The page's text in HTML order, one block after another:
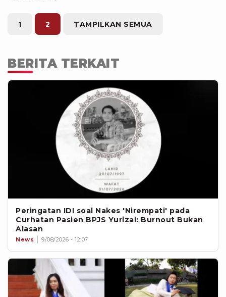
1 2 TAMPILKAN SEMUA
BERITA TERKAIT
Peringatan IDI soal Nakes 'Nirempati' pada
Curhatan Pasien BPJS Yurizal: Burnout Bukan
Alasan
News 9/08/2026 - 12:07